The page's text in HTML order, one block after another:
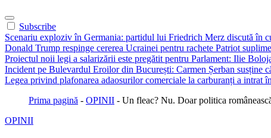
Subscribe
Scenariu exploziv în Germania: partidul lui Friedrich Merz discută în
Donald Trump respinge cererea Ucrainei pentru rachete Patriot
Proiectul noii legi a salarizării este pregătit pentru Parlament: Ilie
Incident pe Bulevardul Eroilor din București: Carmen Șerban susține
Legea privind plafonarea adaosurilor comerciale la carburanți a intrat
Prima pagină - OPINII - Un fleac? Nu. Doar politica
OPINII